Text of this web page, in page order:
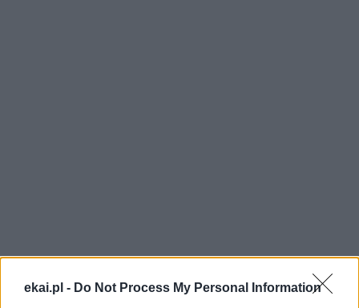
ekai.pl - Do Not Process My Personal Information